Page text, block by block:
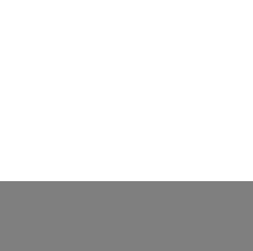
於戶外，這項特性可以幫助節省能